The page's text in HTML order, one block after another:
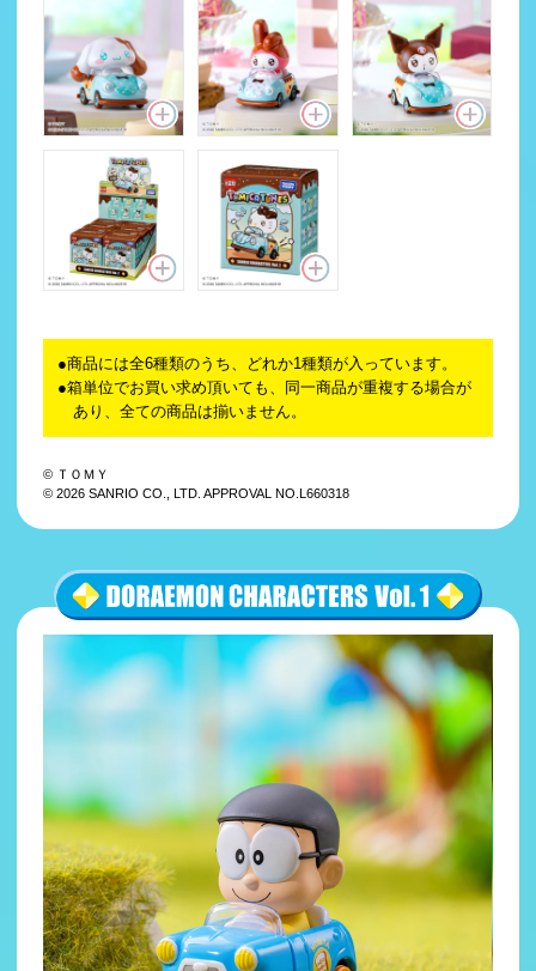
商品には全6種類のうち、どれか1種類が入っています。
箱単位でお買い求め頂いても、同一商品が重複する場合が
あり、全ての商品は揃いません。
© ＴＯＭＹ
© 2026 SANRIO CO., LTD. APPROVAL NO.L660318